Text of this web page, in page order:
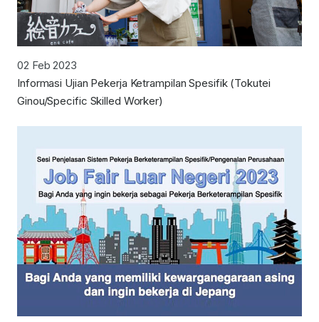
02 Feb 2023
Informasi Ujian Pekerja Ketrampilan Spesifik (Tokutei
Ginou/Specific Skilled Worker)